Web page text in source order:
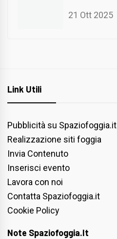
21 Ott 2025
Link Utili
Pubblicità su Spaziofoggia.it
Realizzazione siti foggia
Invia Contenuto
Inserisci evento
Lavora con noi
Contatta Spaziofoggia.it
Cookie Policy
Note Spaziofoggia.it